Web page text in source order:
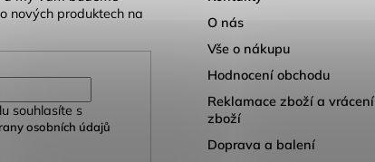
nových produktech na
souhlasíte s
osobních údajů
O nás
Vše o nákupu
Hodnocení obchodu
Reklamace zboží a vrácení
zboží
Doprava a balení